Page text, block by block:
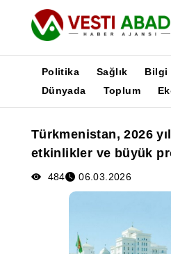
Yayınlar
Medya
Poster
Politika Sağlık Bilgi
Dünyada
Toplum
Türkmenistan, 2026
etkinlikler ve büyük
484 06.03.2026